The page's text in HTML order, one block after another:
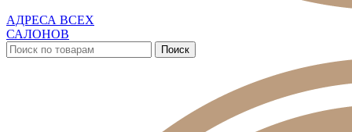
АДРЕСА ВСЕХ
САЛОНОВ